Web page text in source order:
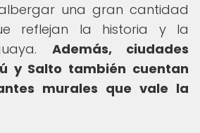
una gran cantidad
reflejan la historia y la
Además, ciudades
y Salto también cuentan
murales que vale la